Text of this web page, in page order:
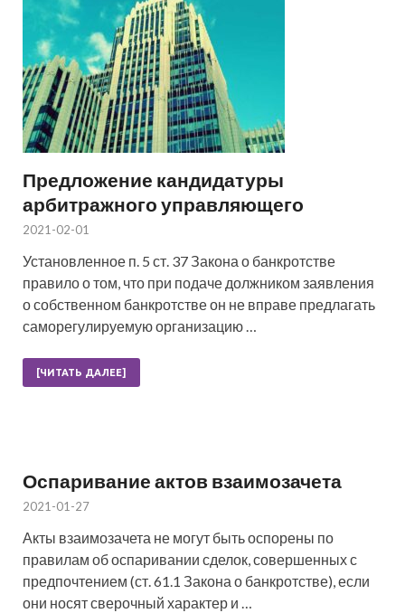
Предложение кандидатуры
арбитражного управляющего
2021-02-01
Установленное п. 5 ст. 37 Закона о банкротстве
правило о том, что при подаче должником заявления
о собственном банкротстве он не вправе предлагать
саморегулируемую организацию …
[ЧИТАТЬ ДАЛЕЕ]
Оспаривание актов взаимозачета
2021-01-27
Акты взаимозачета не могут быть оспорены по
правилам об оспаривании сделок, совершенных с
предпочтением (ст. 61.1 Закона о банкротстве), если
они носят сверочный характер и …